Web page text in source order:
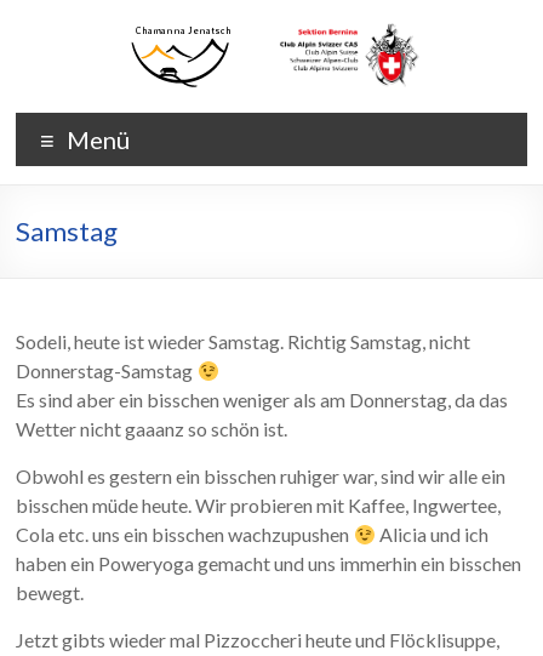
Chamanna
Jenatsch
Chamanna
Jenatsch
CAS
Menü
Samstag
Sodeli, heute ist wieder Samstag. Richtig Samstag, nicht
Donnerstag-Samstag
Es sind aber ein bisschen weniger als am Donnerstag, da das
Wetter nicht gaaanz so schön ist.
Obwohl es gestern ein bisschen ruhiger war, sind wir alle ein
bisschen müde heute. Wir probieren mit Kaffee, Ingwertee,
Cola etc. uns ein bisschen wachzupushen
Alicia und ich
haben ein Poweryoga gemacht und uns immerhin ein bisschen
bewegt.
Jetzt gibts wieder mal Pizzoccheri heute und Flöcklisuppe,